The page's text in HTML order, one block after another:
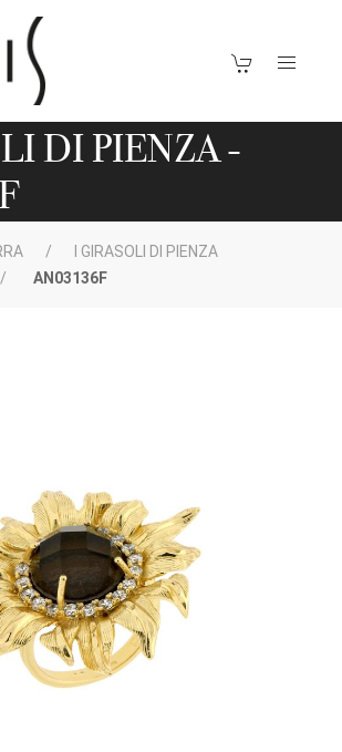
DI PIENZA -
I GIRASOLI DI PIENZA
AN03136F